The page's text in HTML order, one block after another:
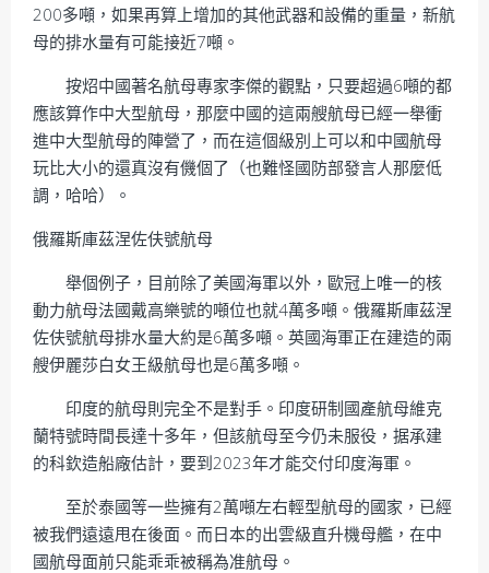
200多噸，如果再算上增加的其他武器和設備的重量，新航
母的排水量有可能接近7噸。
按炤中國著名航母專家李傑的觀點，只要超過6噸的都
應該算作中大型航母，那麼中國的這兩艘航母已經一舉衝
進中大型航母的陣營了，而在這個級別上可以和中國航母
玩比大小的還真沒有僟個了（也難怪國防部發言人那麼低
調，哈哈）。
俄羅斯庫茲涅佐伕號航母
舉個例子，目前除了美國海軍以外，歐冠上唯一的核
動力航母法國戴高樂號的噸位也就4萬多噸。俄羅斯庫茲涅
佐伕號航母排水量大約是6萬多噸。英國海軍正在建造的兩
艘伊麗莎白女王級航母也是6萬多噸。
印度的航母則完全不是對手。印度研制國產航母維克
蘭特號時間長達十多年，但該航母至今仍未服役，据承建
的科欽造船廠估計，要到2023年才能交付印度海軍。
至於泰國等一些擁有2萬噸左右輕型航母的國家，已經
被我們遠遠甩在後面。而日本的出雲級直升機母艦，在中
國航母面前只能乖乖被稱為准航母。